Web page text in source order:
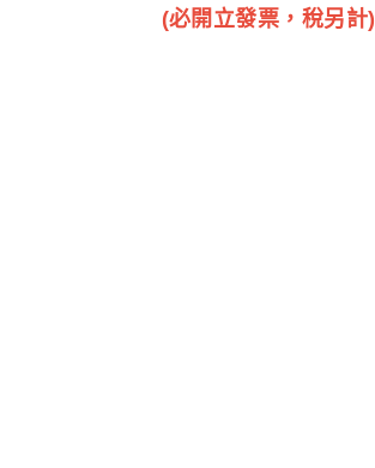
(必開立發票，稅另計)